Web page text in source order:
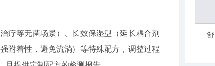
疗等无菌场景）、长效保湿型（延长耦合剂
附着性，避免流淌）等特殊配方，调整过程